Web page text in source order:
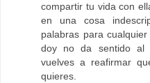
compartir tu vida con
en una cosa
palabras para
doy no da sentido al
vuelves a reafirmar
quieres.